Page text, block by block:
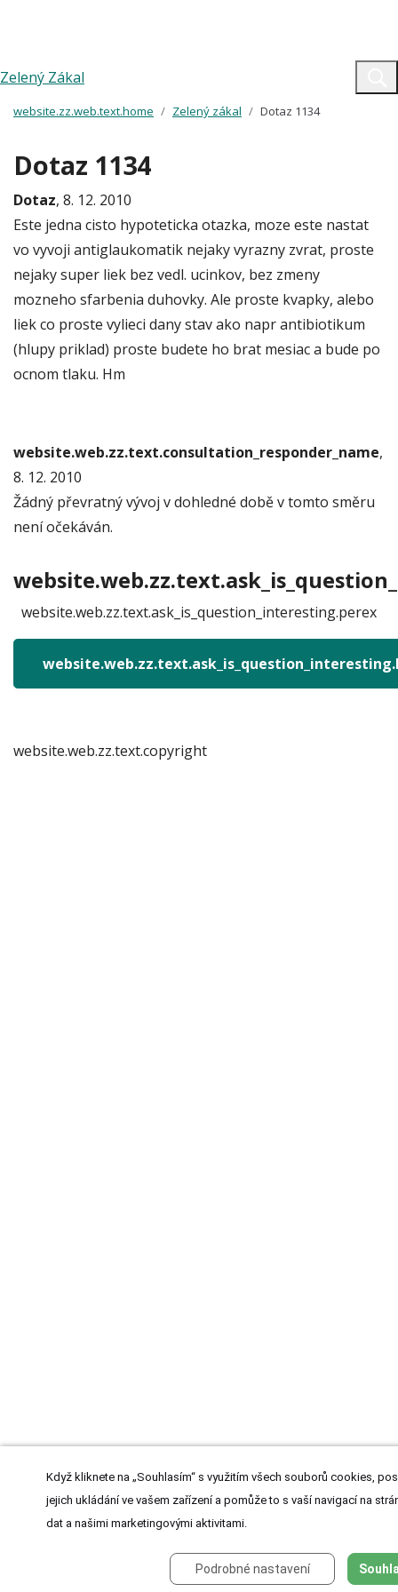
Zelený Zákal
website.zz.web.text.home Zelený zákal Dotaz 1134
Dotaz 1134
Dotaz, 8. 12. 2010
Este jedna cisto hypoteticka otazka, moze este nastat
vo vyvoji antiglaukomatik nejaky vyrazny zvrat, proste
nejaky super liek bez vedl. ucinkov, bez zmeny
mozneho sfarbenia duhovky. Ale proste kvapky, alebo
liek co proste vylieci dany stav ako napr antibiotikum
(hlupy priklad) proste budete ho brat mesiac a bude po
ocnom tlaku. Hm
website.web.zz.text.consultation_responder_name,
8. 12. 2010
Žádný převratný vývoj v dohledné době v tomto směru
není očekáván.
website.web.zz.text.ask_is_question_interesting.perex
website.web.zz.text.copyright
Když kliknete na „Souhlasím“ s využitím všech souborů cookies,
jejich ukládání ve vašem zařízení a pomůže to s vaší navigací na
dat a našimi marketingovými aktivitami.
Podrobné nastavení